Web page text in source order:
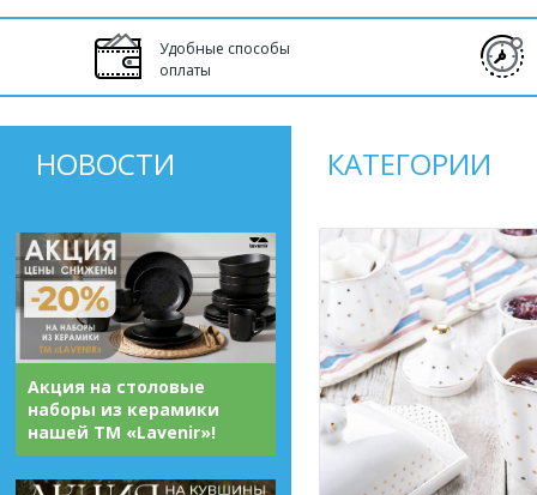
Удобные способы
оплаты
НОВОСТИ
Акция на столовые
наборы из керамики
нашей ТМ «Lavenir»!
КАТЕГОРИИ